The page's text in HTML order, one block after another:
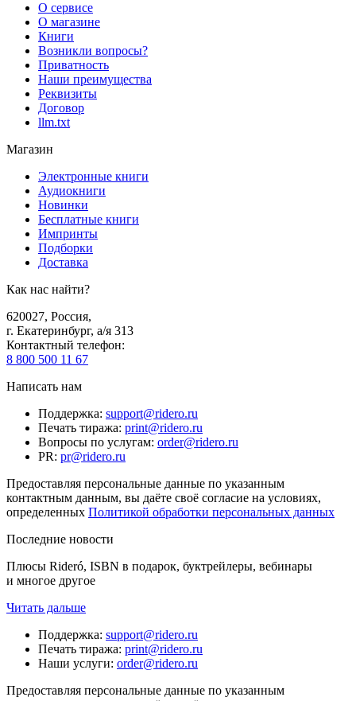
О сервисе
О магазине
Книги
Возникли вопросы?
Приватность
Наши преимущества
Реквизиты
Договор
llm.txt
Магазин
Электронные книги
Аудиокниги
Новинки
Бесплатные книги
Импринты
Подборки
Доставка
Как нас найти?
620027, Россия,
г. Екатеринбург, а/я 313
Контактный телефон:
8 800 500 11 67
Написать нам
Поддержка: support@ridero.ru
Печать тиража: print@ridero.ru
Вопросы по услугам: order@ridero.ru
PR: pr@ridero.ru
Предоставляя персональные данные по указанным
контактным данным, вы даёте своё согласие на условиях,
определенных Политикой обработки персональных данных
Последние новости
Плюсы Rideró, ISBN в подарок, буктрейлеры, вебинары
и многое другое
Читать дальше
Поддержка: support@ridero.ru
Печать тиража: print@ridero.ru
Наши услуги: order@ridero.ru
Предоставляя персональные данные по указанным